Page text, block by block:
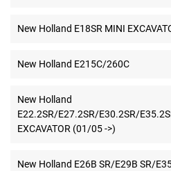
New Holland E18SR MINI
New Holland E215C/260C
New Holland
E22.2SR/E27.2SR/E30.2SR/
EXCAVATOR (01/05 ->)
New Holland E26B SR/E29B SR/